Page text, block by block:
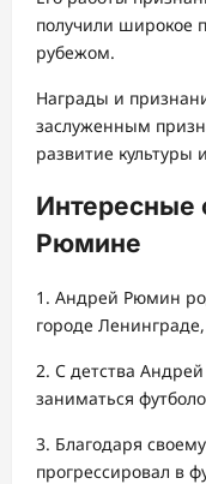
получили широкое
рубежом.
Награды и
заслуженным
развитие культуры
Интересные
Рюмине
1. Андрей Рюмин
городе
2. С детства
заниматься
3. Благодаря
прогрессировал в